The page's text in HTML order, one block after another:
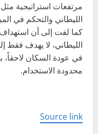
مرتفعات استراتيجية
الليطاني والتحكم في
كما لفت إلى أن
الليطاني، لا يهدف فقط
في عودة السكان لاحقاً،
محدودة الاستخدام.
Source link